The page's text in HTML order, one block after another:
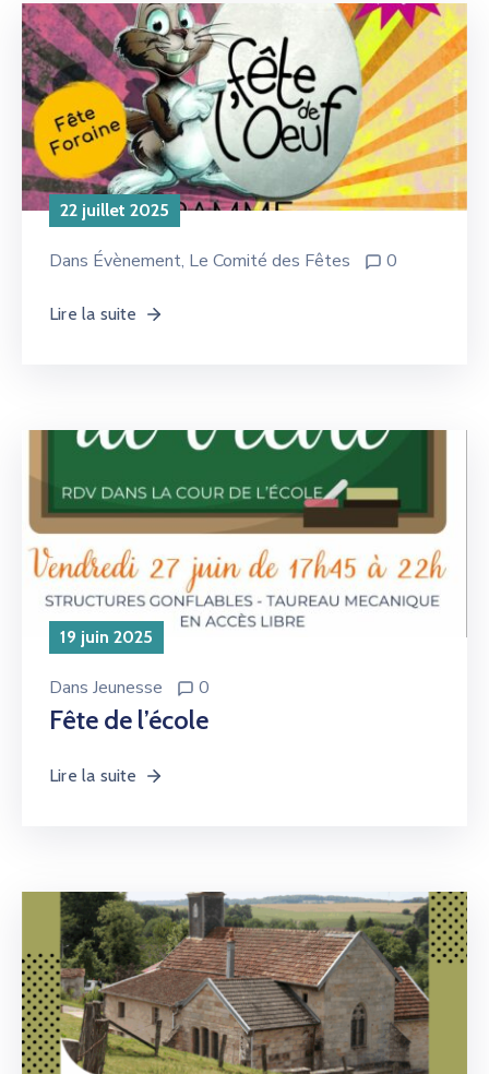
22 juillet 2025
Dans Évènement‚ Le Comité des Fêtes 0
Lire la suite
19 juin 2025
Dans Jeunesse 0
Fête de l’école
Lire la suite